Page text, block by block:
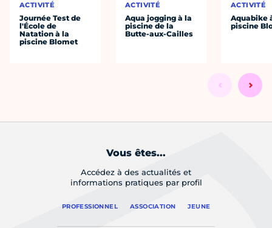
ACTIVITÉ
Journée Test de
l'École de
Natation à la
piscine Blomet
ACTIVITÉ
Aqua jogging à la
piscine de la
Butte-aux-Cailles
ACTIVITÉ
Aquabike
piscine
Vous êtes...
Accédez à des actualités et
informations pratiques par profil
PROFESSIONNEL ASSOCIATION JEUNE